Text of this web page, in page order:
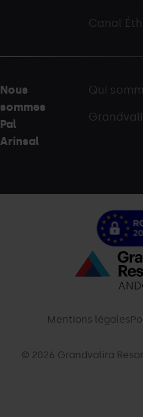
Canal
Nous
sommes
Pal
Arinsal
Qui
© 2026 Grandvalira
-
palarinsal.com
Mentions légales